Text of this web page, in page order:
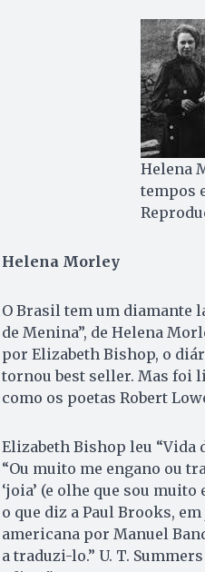
Helena
tempos
Helena Morley
O Brasil tem um diamante
de Menina”, de Helena
por Elizabeth Bishop, o
tornou best seller. Mas foi
como os poetas Robert
Elizabeth Bishop leu “Vida
“Ou muito me engano ou
‘joia’ (e olhe que sou
o que diz a Paul Brooks,
americana por Manuel
a traduzi-lo.” U. T.